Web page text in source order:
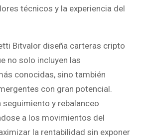
técnicos y la experiencia del
Bitvalor diseña carteras cripto
no solo incluyen las
conocidas, sino también
con gran potencial.
y rebalanceo
a los movimientos del
la rentabilidad sin exponer